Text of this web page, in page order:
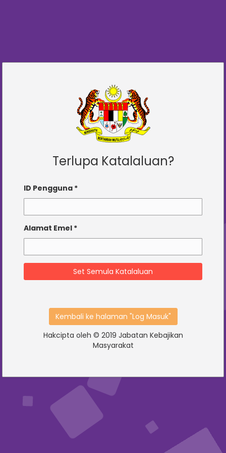
Terlupa Katalaluan?
ID Pengguna *
Alamat Emel *
Set Semula Katalaluan
Kembali ke halaman "Log Masuk"
Hakcipta oleh © 2019 Jabatan Kebajikan
Masyarakat